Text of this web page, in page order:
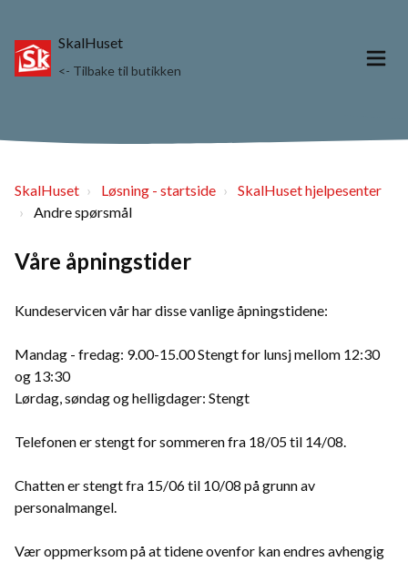
SkalHuset
<- Tilbake til butikken
SkalHuset Løsning - startside
SkalHuset hjelpesenter
Andre spørsmål
Våre åpningstider
Kundeservicen vår har disse vanlige åpningstidene:
Mandag - fredag: 9.00-15.00 Stengt for lunsj mellom 12:30
og 13:30
Lørdag, søndag og helligdager: Stengt
Telefonen er stengt for sommeren fra 18/05 til 14/08.
Chatten er stengt fra 15/06 til 10/08 på grunn av
personalmangel.
Vær oppmerksom på at tidene ovenfor kan endres avhengig